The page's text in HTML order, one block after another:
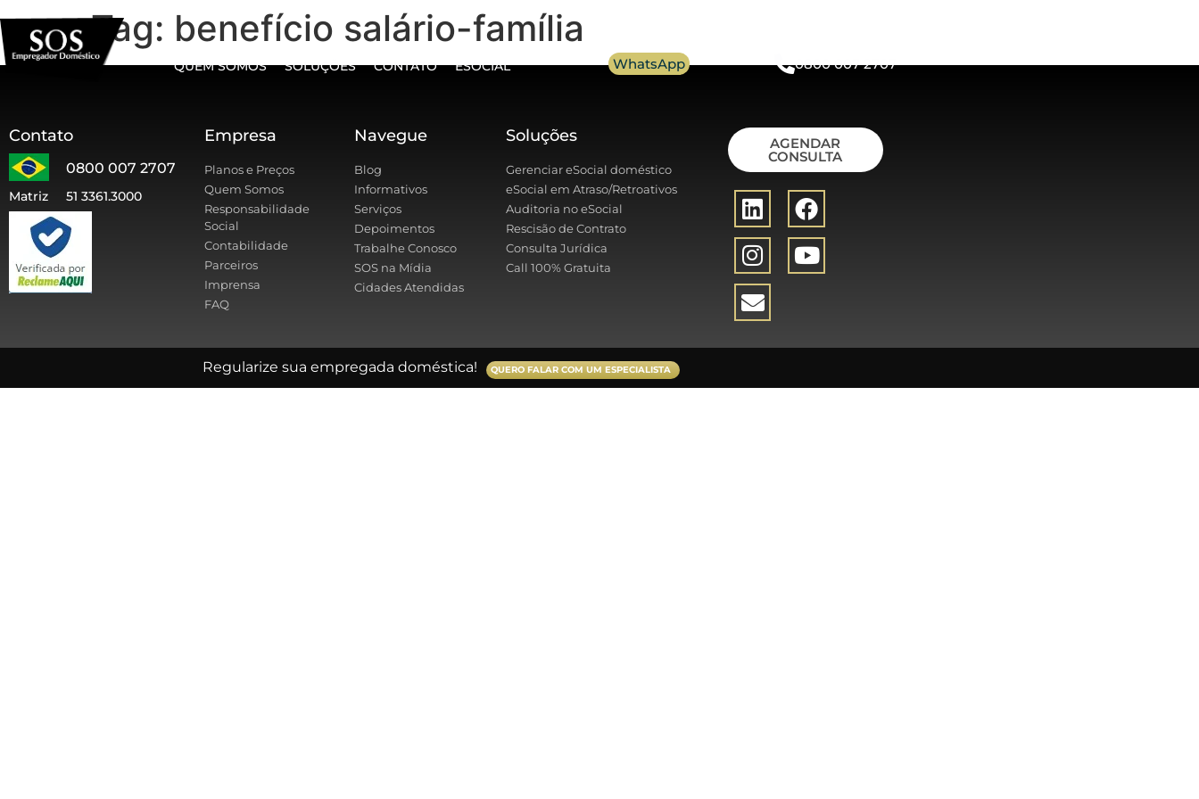
QUEM SOMOS SOLUÇÕES CONTATO ESOCIAL WhatsApp 0800 007 2707
Tag: benefício salário-família
Contato
0800 007 2707
Matriz 51 3361.3000
Empresa
Planos e Preços
Quem Somos
Responsabilidade
Social
Contabilidade
Parceiros
Imprensa
FAQ
Navegue
Blog
Informativos
Serviços
Depoimentos
Trabalhe Conosco
SOS na Mídia
Cidades Atendidas
Soluções
Gerenciar eSocial doméstico
eSocial em Atraso/Retroativos
Auditoria no eSocial
Rescisão de Contrato
Consulta Jurídica
Call 100% Gratuita
AGENDAR
CONSULTA
Regularize sua empregada doméstica! QUERO FALAR COM UM ESPECIALISTA